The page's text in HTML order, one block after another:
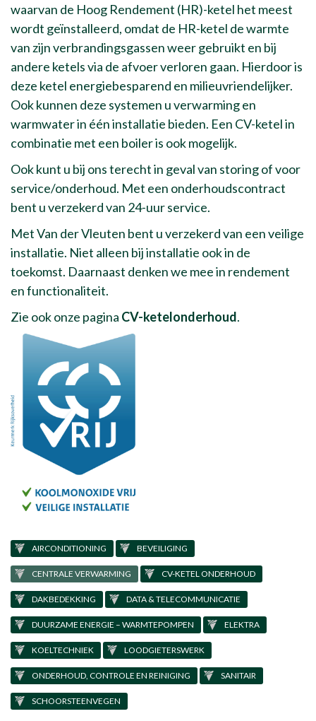
waarvan de Hoog Rendement (HR)-ketel het meest
wordt geïnstalleerd, omdat de HR-ketel de warmte
van zijn verbrandingsgassen weer gebruikt en bij
andere ketels via de afvoer verloren gaan. Hierdoor is
deze ketel energiebesparend en milieuvriendelijker.
Ook kunnen deze systemen u verwarming en
warmwater in één installatie bieden. Een CV-ketel in
combinatie met een boiler is ook mogelijk.
Ook kunt u bij ons terecht in geval van storing of voor
service/onderhoud. Met een onderhoudscontract
bent u verzekerd van 24-uur service.
Met Van der Vleuten bent u verzekerd van een veilige
installatie. Niet alleen bij installatie ook in de
toekomst. Daarnaast denken we mee in rendement
en functionaliteit.
Zie ook onze pagina CV-ketelonderhoud.
AIRCONDITIONING BEVEILIGING
CENTRALE VERWARMING CV-KETEL ONDERHOUD
DAKBEDEKKING DATA & TELECOMMUNICATIE
DUURZAME ENERGIE – WARMTEPOMPEN ELEKTRA
KOELTECHNIEK LOODGIETERSWERK
ONDERHOUD, CONTROLE EN REINIGING SANITAIR
SCHOORSTEENVEGEN